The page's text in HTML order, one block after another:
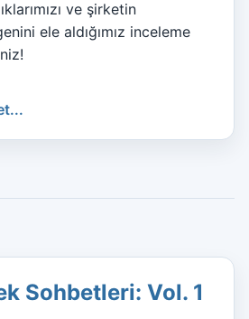
ve şirketin
ele aldığımız inceleme
Sohbetleri: Vol. 1